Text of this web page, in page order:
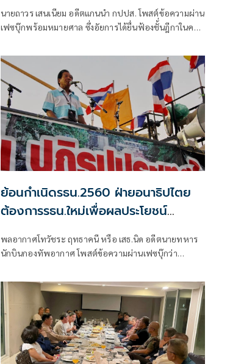
นายถาวร เสนเนียม อดีตแกนนำ กปปส. โพสต์ข้อความผ่าน
เฟซบุ๊กพร้อมหมายศาล ซึ่งอัยการได้ยื่นฟ้องชั้่นฎีกาในคดี
จำเลยที่ 1 กับแกนนำ กปปส. รวม 39 คน ว่า “สู้กันต่อไป”
ย้อนกำเนิดรธน.2560 ฝ่ายอนาธิปไตย
ต้องการรธน.ใหม่เพื่อผลประโยชน์
พลอากาศโทวัชระ ฤทธาคนี หรือ เสธ.นิด อดีตนายทหาร
นักบินกองทัพอากาศ โพสต์ข้อความผ่านเฟซบุ๊กว่า
ระบอบทักษิณยุคนางยิ่งลักษณ์